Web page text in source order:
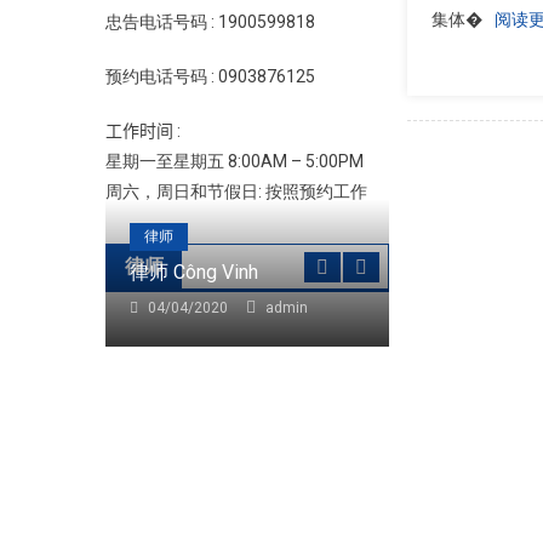
集体� 阅读
忠告电话号码 : 1900599818
预约电话号码 : 0903876125
工作时间 :
星期一至星期五 8:00AM – 5:00PM
周六，周日和节假日: 按照预约工作
律师
律师
律师 Công Vinh
04/04/2020 admin